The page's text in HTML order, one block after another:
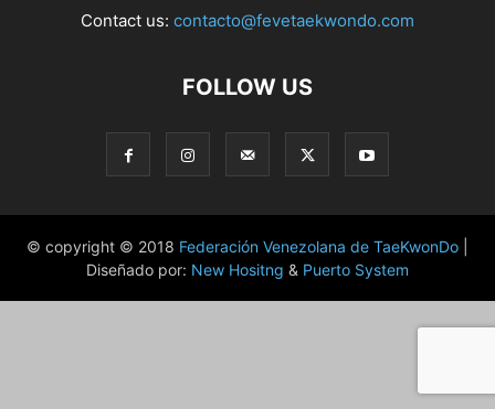
Contact us: contacto@fevetaekwondo.com
FOLLOW US
© copyright © 2018 Federación Venezolana de TaeKwonDo
Diseñado por: New Hositng & Puerto System